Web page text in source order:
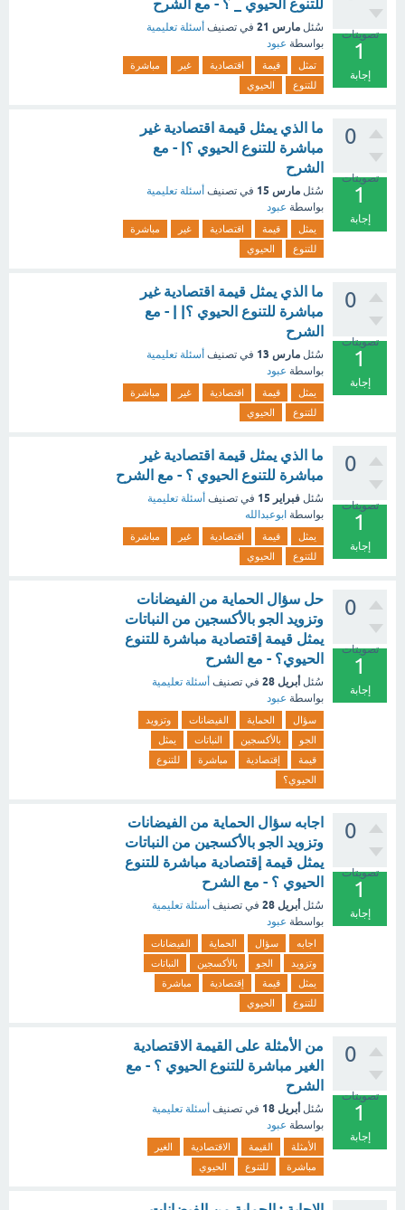
تصويتات
1
إجابة
للتنوع الحيوي _ ؟ - مع الشرح
سُئل مارس 21 في تصنيف أسئلة تعليمية
بواسطة عبود
تمثل قيمة اقتصادية غير
مباشرة
للتنوع
الحيوي
0
تصويتات
1
إجابة
ما الذي يمثل قيمة اقتصادية غير
مباشرة للتنوع الحيوي ؟| - مع
الشرح
سُئل مارس 15 في تصنيف أسئلة تعليمية
بواسطة عبود
يمثل قيمة اقتصادية غير
مباشرة
للتنوع
الحيوي
0
تصويتات
1
إجابة
ما الذي يمثل قيمة اقتصادية غير
مباشرة للتنوع الحيوي ؟| | - مع
الشرح
سُئل مارس 13 في تصنيف أسئلة تعليمية
بواسطة عبود
يمثل قيمة اقتصادية غير
مباشرة
للتنوع
الحيوي
0
تصويتات
1
إجابة
ما الذي يمثل قيمة اقتصادية غير
مباشرة للتنوع الحيوي ؟ - مع الشرح
سُئل فبراير 15 في تصنيف أسئلة تعليمية
بواسطة ابوعبدالله
يمثل قيمة اقتصادية غير
مباشرة
للتنوع
الحيوي
0
تصويتات
1
إجابة
حل سؤال الحماية من الفيضانات
وتزويد الجو بالأكسجين من النباتات
يمثل قيمة إقتصادية مباشرة للتنوع
الحيوي؟ - مع الشرح
سُئل أبريل 28 في تصنيف أسئلة تعليمية
بواسطة عبود
سؤال الحماية الفيضانات
وتزويد
الجو
بالأكسجين النباتات
يمثل
قيمة
إقتصادية مباشرة
للتنوع
الحيوي؟
0
تصويتات
1
إجابة
اجابه سؤال الحماية من الفيضانات
وتزويد الجو بالأكسجين من النباتات
يمثل قيمة إقتصادية مباشرة للتنوع
الحيوي ؟ - مع الشرح
سُئل أبريل 28 في تصنيف أسئلة تعليمية
بواسطة عبود
اجابه سؤال الحماية
الفيضانات
وتزويد
الجو بالأكسجين
النباتات
يمثل
قيمة إقتصادية
مباشرة
للتنوع
الحيوي
0
تصويتات
1
إجابة
من الأمثلة على القيمة الاقتصادية
الغير مباشرة للتنوع الحيوي ؟ - مع
الشرح
سُئل أبريل 18 في تصنيف أسئلة تعليمية
بواسطة عبود
الأمثلة القيمة الاقتصادية
الغير
مباشرة
للتنوع الحيوي